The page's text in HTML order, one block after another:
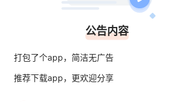
上村祐翔
公告内容
打包了个app，简洁无广告
推荐下载app，更欢迎分享